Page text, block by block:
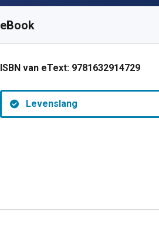
eBook
ISBN van eText: 9781632914729
Levenslang